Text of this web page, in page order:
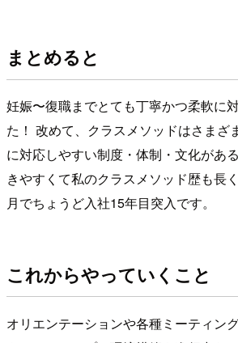
まとめると
妊娠〜復職までとても丁寧かつ柔軟に
た！ 改めて、クラスメソッドはさまざ
に対応しやすい制度・体制・文化があ
きやすくて私のクラスメソッド歴も長
月でちょうど入社15年目突入です。
これからやっていくこと
オリエンテーションや各種ミーティン